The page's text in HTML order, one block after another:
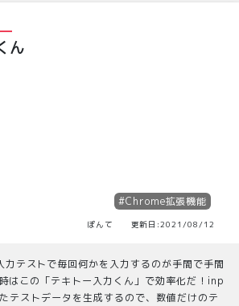
ん
#Chrome拡張機能
ぽんて 更新日:2021/08/12
力テストで毎回何かを入力するのが手間で手間
はこの「テキトー入力くん」で効率化だ！inp
ストデータを生成するので、数値だけのテ